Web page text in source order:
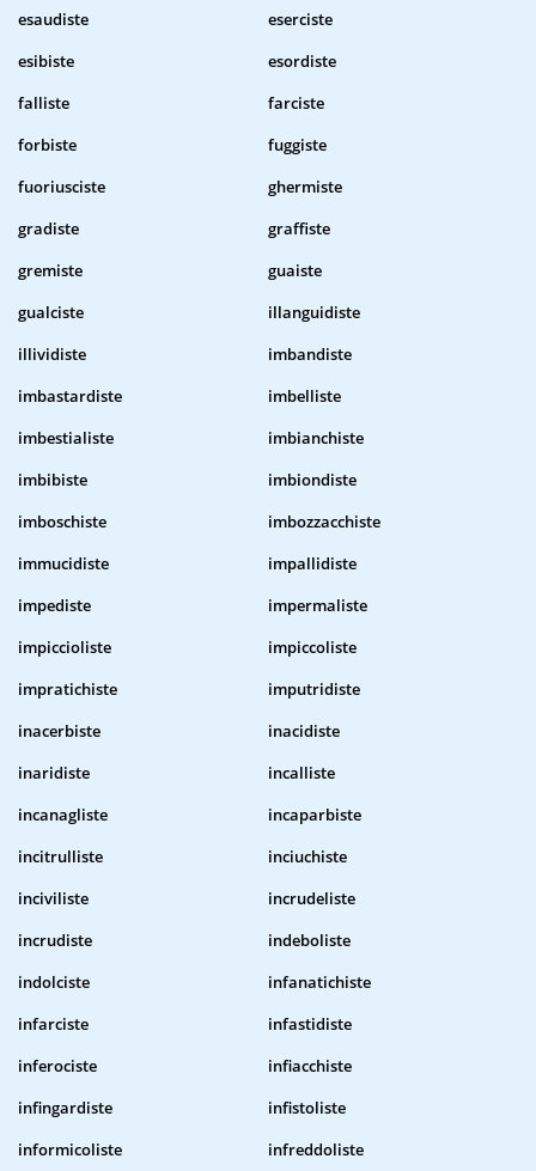
esaudiste
eserciste
esibiste
esordiste
falliste
farciste
forbiste
fuggiste
fuoriusciste
ghermiste
gradiste
graffiste
gremiste
guaiste
gualciste
illanguidiste
illividiste
imbandiste
imbastardiste
imbelliste
imbestialiste
imbianchiste
imbibiste
imbiondiste
imboschiste
imbozzacchiste
immucidiste
impallidiste
impediste
impermaliste
impiccioliste
impiccoliste
impratichiste
imputridiste
inacerbiste
inacidiste
inaridiste
incalliste
incanagliste
incaparbiste
incitrulliste
inciuchiste
inciviliste
incrudeliste
incrudiste
indeboliste
indolciste
infanatichiste
infarciste
infastidiste
inferociste
infiacchiste
infingardiste
infistoliste
informicoliste
infreddoliste